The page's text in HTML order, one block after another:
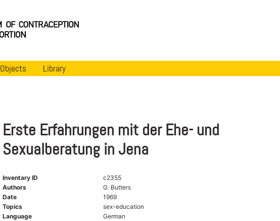
Objects Library
Erste Erfahrungen mit der Ehe- und
Sexualberatung in Jena
Inventary ID
c2355
Authors
G. Butters
Date
1969
Topics
sex-education
Language
German